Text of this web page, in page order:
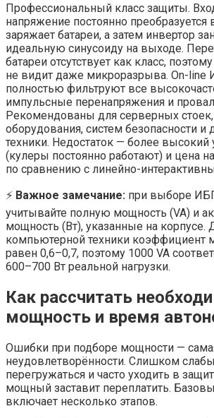
Профессиональный класс защиты.
напряжение постоянно преобразуется
заряжает батареи, а затем инвертор
идеальную синусоиду на выходе.
батареи отсутствует как класс,
не видит даже микроразрыва. On-line
полностью фильтруют все
импульсные перенапряжения и
Рекомендованы для серверных
оборудования, систем безопасности и
техники. Недостаток — более
(кулеры постоянно работают) и цена
по сравнению с линейно-
⚡ Важное замечание: при выборе
учитывайте полную мощность (VA) и
мощность (Вт), указанные на корпусе.
компьютерной техники коэффициент
равен 0,6–0,7, поэтому 1000 VA
600–700 Вт реальной нагрузки.
Как рассчитать
мощность и время
Ошибки при подборе мощности —
неудовлетворённости. Слишком
перегружаться и часто уходить в
мощный заставит переплатить.
включает несколько этапов.